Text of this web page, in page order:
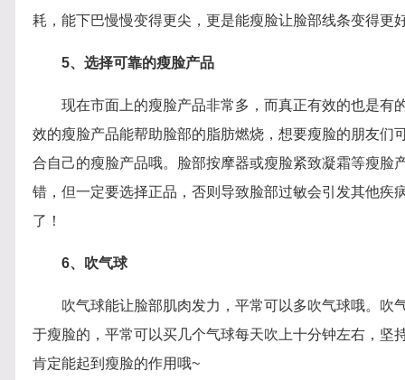
耗，能下巴慢慢变得更尖，更是能瘦脸让脸部线条变得更
5、选择可靠的瘦脸产品
现在市面上的瘦脸产品非常多，而真正有效的也是有
效的瘦脸产品能帮助脸部的脂肪燃烧，想要瘦脸的朋友们
合自己的瘦脸产品哦。脸部按摩器或瘦脸紧致凝霜等瘦脸
错，但一定要选择正品，否则导致脸部过敏会引发其他疾
了！
6、吹气球
吹气球能让脸部肌肉发力，平常可以多吹气球哦。吹
于瘦脸的，平常可以买几个气球每天吹上十分钟左右，坚
肯定能起到瘦脸的作用哦~